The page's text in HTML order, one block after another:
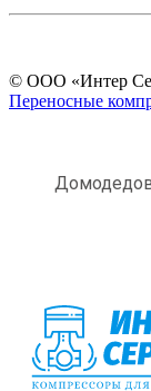
© ООО «Интер
Переносные